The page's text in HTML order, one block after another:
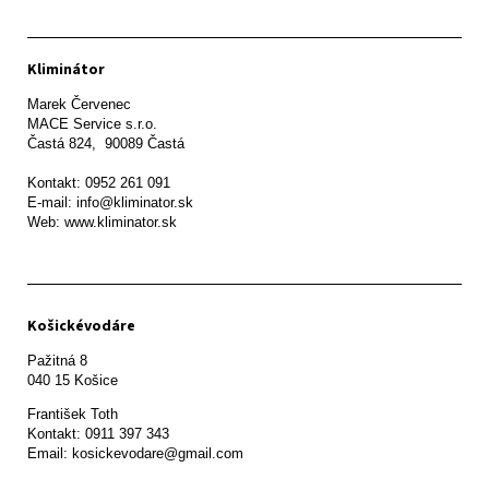
Kliminátor
Marek Červenec
MACE Service s.r.o.
Častá 824,  90089 Častá
Kontakt: 0952 261 091
E-mail: info@kliminator.sk
Web: www.kliminator.sk
Košickévodáre
Pažitná 8
František Toth
Kontakt: 0911 397 343
Email: kosickevodare@gmail.com